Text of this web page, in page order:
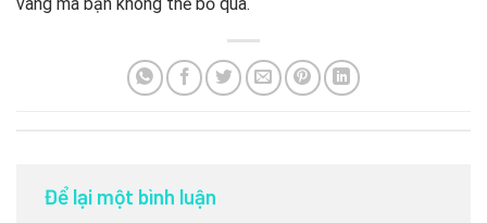
Để lại một bình luận